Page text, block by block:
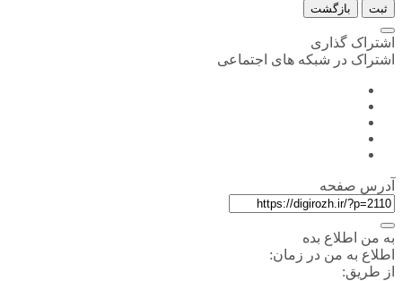
ثبت بازگشت
اشتراک گذاری
اشتراک در شبکه های اجتماعی
آدرس صفحه
به من اطلاع بده
اطلاع به من در زمان:
از طریق: